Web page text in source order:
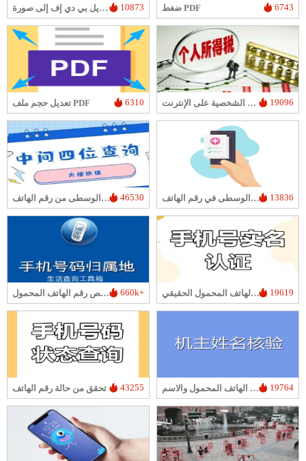
أداة تحويل بي دي إف إلى صورة 10873 ضغط PDF 6743
تعديل حجم ملف PDF 6310 تحسب ضريبة الدخل الشخصية على الإنترنت 19096
استعلام الأرقام الأربعة الوسطى من رقم الهاتف 46530 استعلام عن الخمسة أرقام الوسطى في رقم الهاتف 13836
البحث عن مكان تخصيص رقم الهاتف المحمول 660k+ التحقق من اسم صاحب رقم الهاتف المحمول الحقيقي 19619
تحقق من حالة رقم الهاتف 43255 التحقق من رقم الهاتف المحمول والاسم 19764